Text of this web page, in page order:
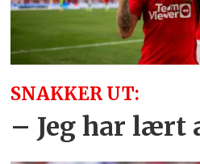
SNAKKER UT:
– Jeg har lært